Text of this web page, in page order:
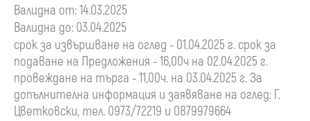
Валидна от: 14.03.2025
Валидна до: 03.04.2025
срок за извършване на оглед - 01.04.2025 г. срок за
подаване на Предложения - 16,00ч на 02.04.2025 г.
провеждане на търга - 11,00ч. на 03.04.2025 г. За
допълнителна информация и заявяване на оглед: Г.
Цветковски, тел. 0973/72219 и 0879979664